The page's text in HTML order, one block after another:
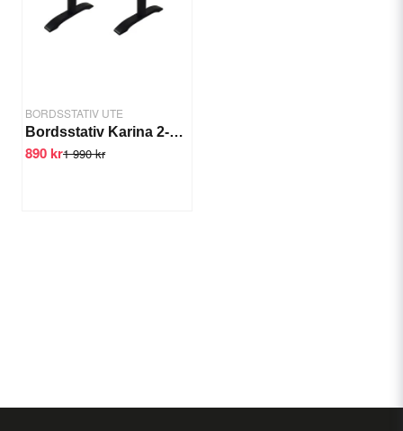
BORDSSTATIV UTE
Bordsstativ Karina 2-pelare
1 990 kr
890 kr